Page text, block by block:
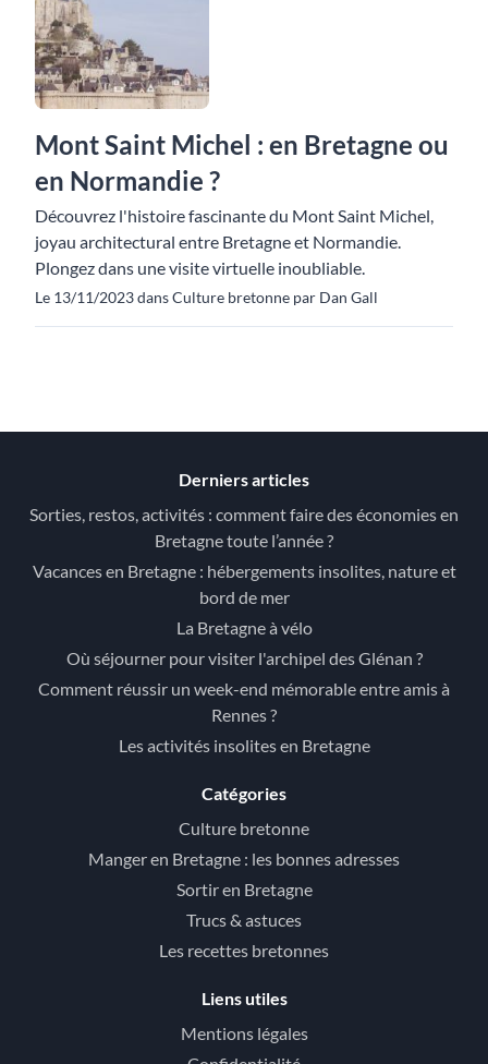
Mont Saint Michel : en Bretagne ou
en Normandie ?
Découvrez l'histoire fascinante du Mont Saint Michel,
joyau architectural entre Bretagne et Normandie.
Plongez dans une visite virtuelle inoubliable.
Le 13/11/2023 dans Culture bretonne par Dan Gall
Derniers articles
Sorties, restos, activités : comment faire des économies en
Bretagne toute l’année ?
Vacances en Bretagne : hébergements insolites, nature et
bord de mer
La Bretagne à vélo
Où séjourner pour visiter l'archipel des Glénan ?
Comment réussir un week-end mémorable entre amis à
Rennes ?
Les activités insolites en Bretagne
Catégories
Culture bretonne
Manger en Bretagne : les bonnes adresses
Sortir en Bretagne
Trucs & astuces
Les recettes bretonnes
Liens utiles
Mentions légales